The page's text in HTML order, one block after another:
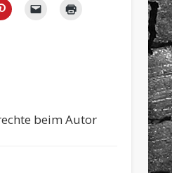
beim Autor